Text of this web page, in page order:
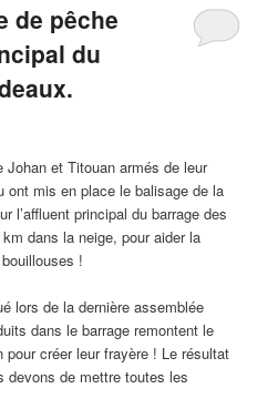
de pêche
du
Johan et Titouan armés de leur
ont mis en place le balisage de la
l’affluent principal du barrage des
dans la neige, pour aider la
!
lors de la dernière assemblée
dans le barrage remontent le
créer leur frayère ! Le résultat
devons de mettre toutes les